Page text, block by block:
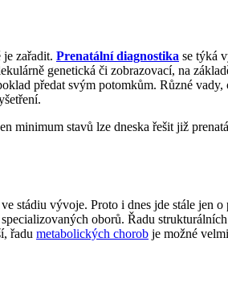
zařadit. Prenatální diagnostika se týká
genetická či zobrazovací, na
předat svým potomkům. Různé
stavů lze dneska řešit již
stádiu vývoje. Proto i dnes jde stále jen
oborů. Řadu
řadu metabolických chorob je možné